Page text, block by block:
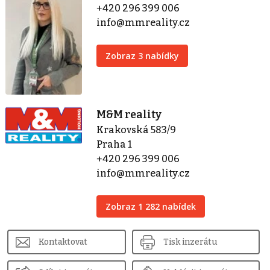
+420 296 399 006
info@mmreality.cz
Zobraz 3 nabídky
M&M reality
Krakovská 583/9
Praha 1
+420 296 399 006
info@mmreality.cz
Zobraz 1 282 nabídek
Kontaktovat Tisk inzerátu